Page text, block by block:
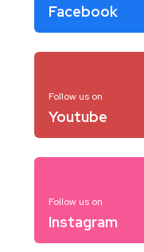
Facebook
Follow us on
Youtube
Follow us on
Instagram